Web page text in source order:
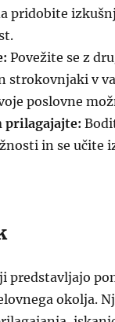
pridobite
Povežite se z
strokovnjaki v
poslovne
prilagajajte:
in se učite
predstavljajo
okolja.